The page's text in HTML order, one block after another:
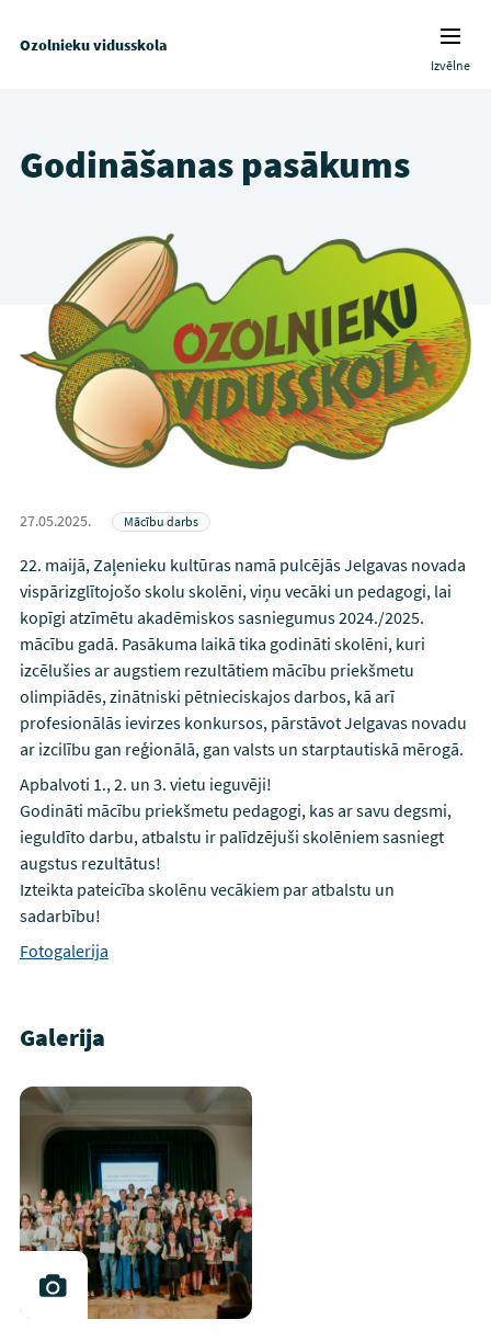
Ozolnieku vidusskola
Izvēlne
Godināšanas pasākums
27.05.2025. Mācību darbs
22. maijā, Zaļenieku kultūras namā pulcējās Jelgavas novada
vispārizglītojošo skolu skolēni, viņu vecāki un pedagogi, lai
kopīgi atzīmētu akadēmiskos sasniegumus 2024./2025.
mācību gadā. Pasākuma laikā tika godināti skolēni, kuri
izcēlušies ar augstiem rezultātiem mācību priekšmetu
olimpiādēs, zinātniski pētnieciskajos darbos, kā arī
profesionālās ievirzes konkursos, pārstāvot Jelgavas novadu
ar izcilību gan reģionālā, gan valsts un starptautiskā mērogā.
Apbalvoti 1., 2. un 3. vietu ieguvēji!
Godināti mācību priekšmetu pedagogi, kas ar savu degsmi,
ieguldīto darbu, atbalstu ir palīdzējuši skolēniem sasniegt
augstus rezultātus!
Izteikta pateicība skolēnu vecākiem par atbalstu un
sadarbību!
Fotogalerija
Galerija